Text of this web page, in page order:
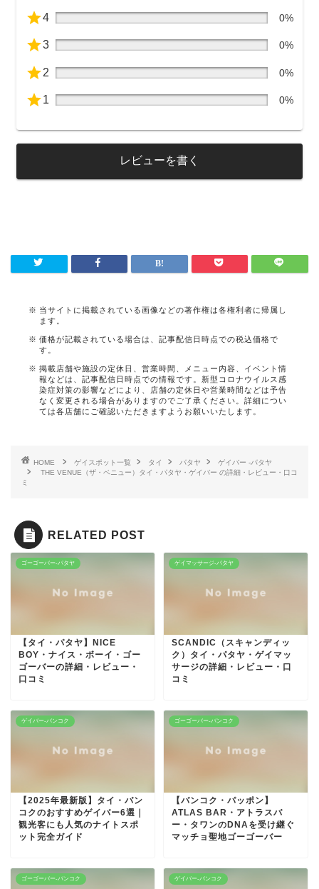
4 0%
3 0%
2 0%
1 0%
レビューを書く
当サイトに掲載されている画像などの著作権は各権利者に帰属し
ます。
価格が記載されている場合は、記事配信日時点での税込価格で
す。
掲載店舗や施設の定休日、営業時間、メニュー内容、イベント情
報などは、記事配信日時点での情報です。新型コロナウイルス感
染症対策の影響などにより、店舗の定休日や営業時間などは予告
なく変更される場合がありますのでご了承ください。詳細につい
ては各店舗にご確認いただきますようお願いいたします。
HOME ゲイスポット一覧 タイ パタヤ
ゲイバー -パタヤ
THE VENUE（ザ・ベニュー）タイ・パタヤ・ゲイバー の詳細・レビュー・口コ
ミ
RELATED POST
ゴーゴーバー-パタヤ
【タイ・パタヤ】NICE
BOY・ナイス・ボーイ・ゴー
ゴーバーの詳細・レビュー・
口コミ
ゲイマッサージ-パタヤ
SCANDIC（スキャンディッ
ク）タイ・パタヤ・ゲイマッ
サージの詳細・レビュー・口
コミ
ゲイバー-バンコク
【2025年最新版】タイ・バン
コクのおすすめゲイバー6選｜
観光客にも人気のナイトスポ
ット完全ガイド
ゴーゴーバー-バンコク
【バンコク・パッポン】
ATLAS BAR・アトラスバ
ー・タワンのDNAを受け継ぐ
マッチョ聖地ゴーゴーバー
ゴーゴーバー-バンコク ゲイバー-バンコク